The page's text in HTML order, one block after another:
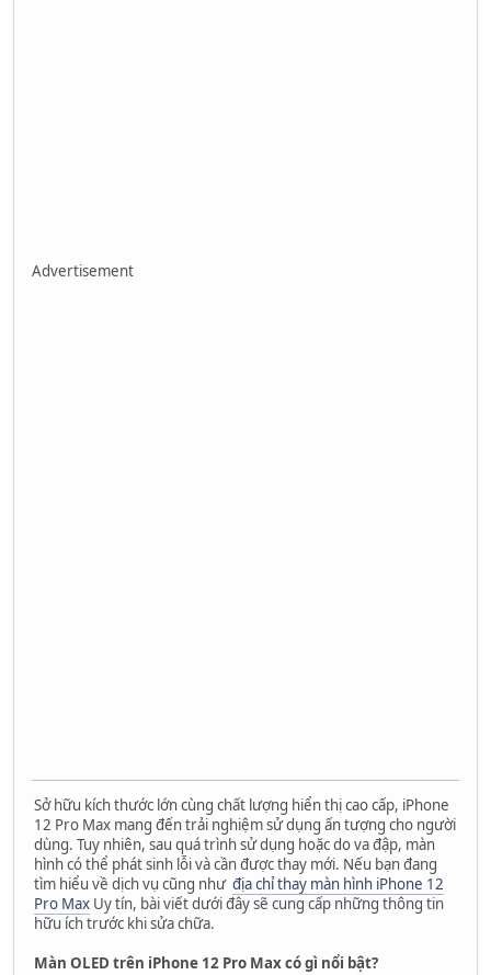
Advertisement
Sở hữu kích thước lớn cùng chất lượng hiển thị cao cấp, iPhone
12 Pro Max mang đến trải nghiệm sử dụng ấn tượng cho người
dùng. Tuy nhiên, sau quá trình sử dụng hoặc do va đập, màn
hình có thể phát sinh lỗi và cần được thay mới. Nếu bạn đang
tìm hiểu về dịch vụ cũng như địa chỉ thay màn hình iPhone 12
Pro Max Uy tín, bài viết dưới đây sẽ cung cấp những thông tin
hữu ích trước khi sửa chữa.
Màn OLED trên iPhone 12 Pro Max có gì nổi bật?